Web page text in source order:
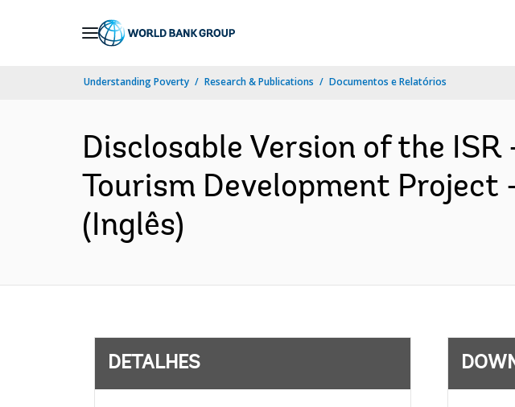
Understanding Poverty Research & Publications Documentos e Relatórios
Disclosable Version of the
Tourism Development Project
(Inglês)
DETALHES